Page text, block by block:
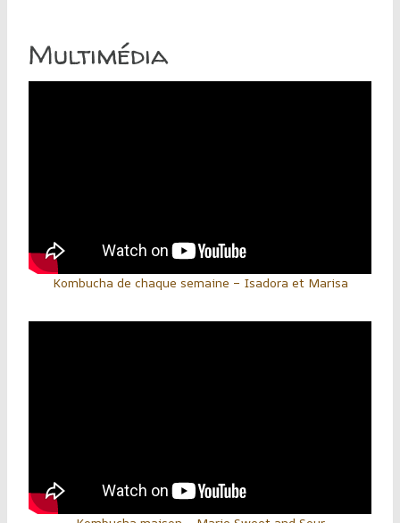
Multimédia
Kombucha de chaque semaine – Isadora et Marisa